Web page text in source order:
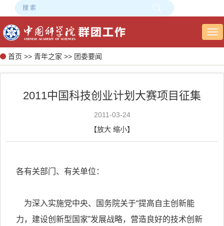
首页 >> 青年之家 >> 团委要闻
2011中国科技创业计划大赛项目征集
2011-03-24
【放大 缩小】
各有关部门、有关单位：
为深入实施党中央、国务院关于“提高自主创新能
力，建设创新型国家”发展战略，营造良好的技术创新